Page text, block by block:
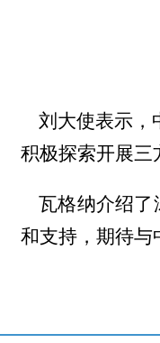
刘大使表示，
积极探索开展三
瓦格纳介绍了
和支持，期待与